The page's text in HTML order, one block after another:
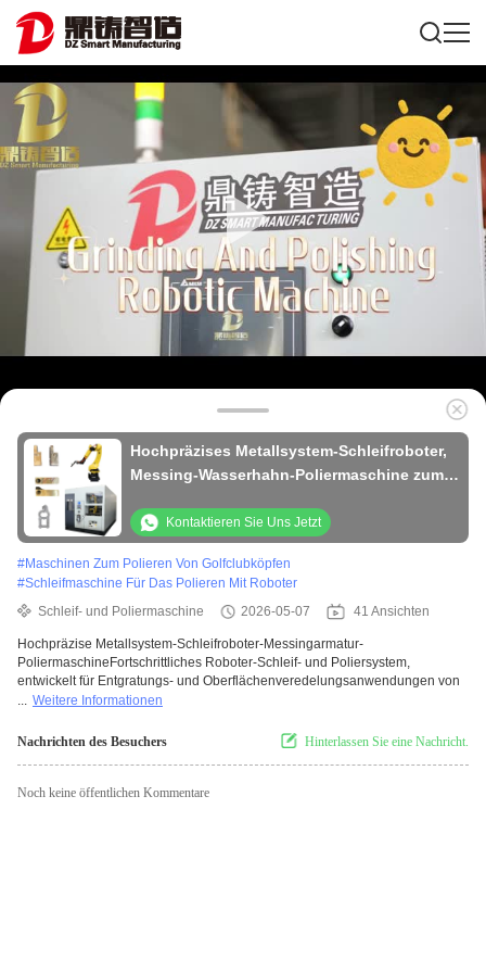
Hochpräzises Metallsystem-Schleifroboter,
Messing-Wasserhahn-Poliermaschine zum
Kontaktieren Sie Uns Jetzt
#Maschinen Zum Polieren Von Golfclubköpfen
#Schleifmaschine Für Das Polieren Mit Roboter
Schleif- und Poliermaschine
2026-05-07 41 Ansichten
Hochpräzise Metallsystem-Schleifroboter-Messingarmatur-
PoliermaschineFortschrittliches Roboter-Schleif- und Poliersystem,
entwickelt für Entgratungs- und Oberflächenveredelungsanwendungen von
... Weitere Informationen
Nachrichten des Besuchers Hinterlassen Sie eine Nachricht.
Noch keine öffentlichen Kommentare